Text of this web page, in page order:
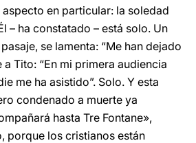
en particular: la soledad
– ha constatado – está solo. Un
se lamenta: “Me han dejado
a Tito: “En mi primera audiencia
me ha asistido”. Solo. Y esta
condenado a muerte ya
hasta Tre Fontane»,
porque los cristianos están